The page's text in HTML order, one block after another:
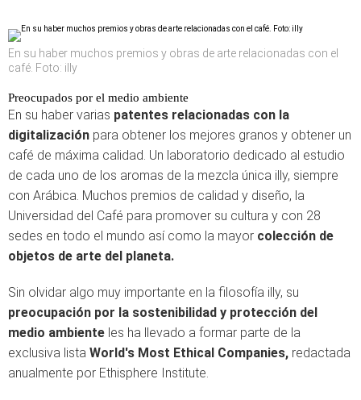
En su haber muchos premios y obras de arte relacionadas con el
café. Foto: illy
Preocupados por el medio ambiente
En su haber varias patentes relacionadas con la
digitalización para obtener los mejores granos y obtener un
café de máxima calidad. Un laboratorio dedicado al estudio
de cada uno de los aromas de la mezcla única illy, siempre
con Arábica. Muchos premios de calidad y diseño, la
Universidad del Café para promover su cultura y con 28
sedes en todo el mundo así como la mayor colección de
objetos de arte del planeta.
Sin olvidar algo muy importante en la filosofía illy, su
preocupación por la sostenibilidad y protección del
medio ambiente les ha llevado a formar parte de la
exclusiva lista World's Most Ethical Companies, redactada
anualmente por Ethisphere Institute.